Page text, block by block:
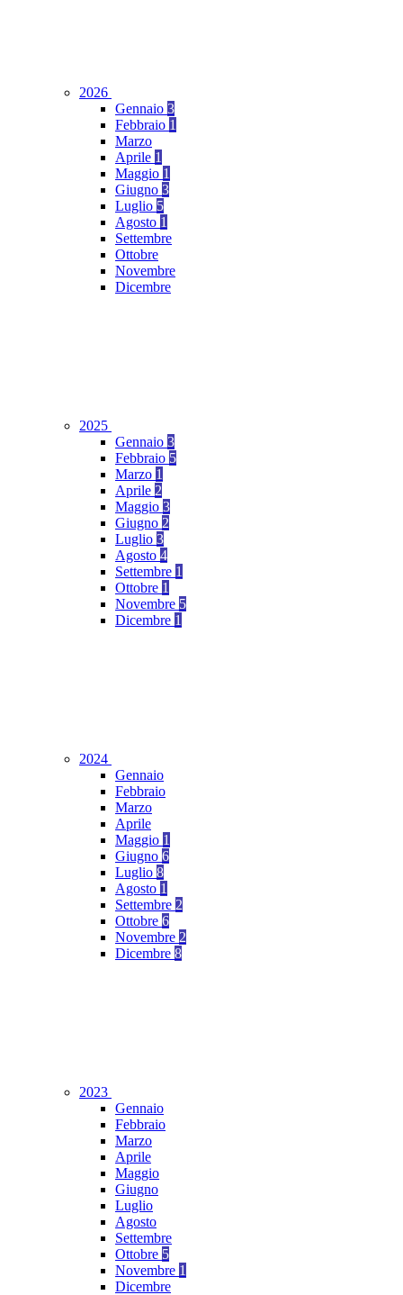
2026
Gennaio 3
Febbraio 1
Marzo
Aprile 1
Maggio 1
Giugno 3
Luglio 5
Agosto 1
Settembre
Ottobre
Novembre
Dicembre
2025
Gennaio 3
Febbraio 5
Marzo 1
Aprile 2
Maggio 3
Giugno 2
Luglio 3
Agosto 4
Settembre 1
Ottobre 1
Novembre 5
Dicembre 1
2024
Gennaio
Febbraio
Marzo
Aprile
Maggio 1
Giugno 6
Luglio 8
Agosto 1
Settembre 2
Ottobre 6
Novembre 2
Dicembre 8
2023
Gennaio
Febbraio
Marzo
Aprile
Maggio
Giugno
Luglio
Agosto
Settembre
Ottobre 5
Novembre 1
Dicembre